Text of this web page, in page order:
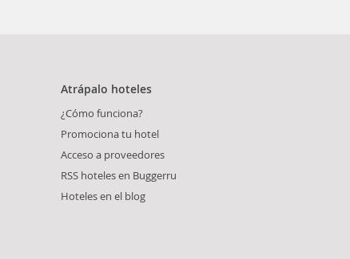
Atrápalo hoteles
¿Cómo funciona?
Promociona tu hotel
Acceso a proveedores
RSS hoteles en Buggerru
Hoteles en el blog